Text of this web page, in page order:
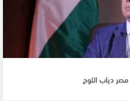
دياب اللوح